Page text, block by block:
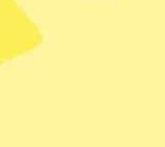
2 min lästid